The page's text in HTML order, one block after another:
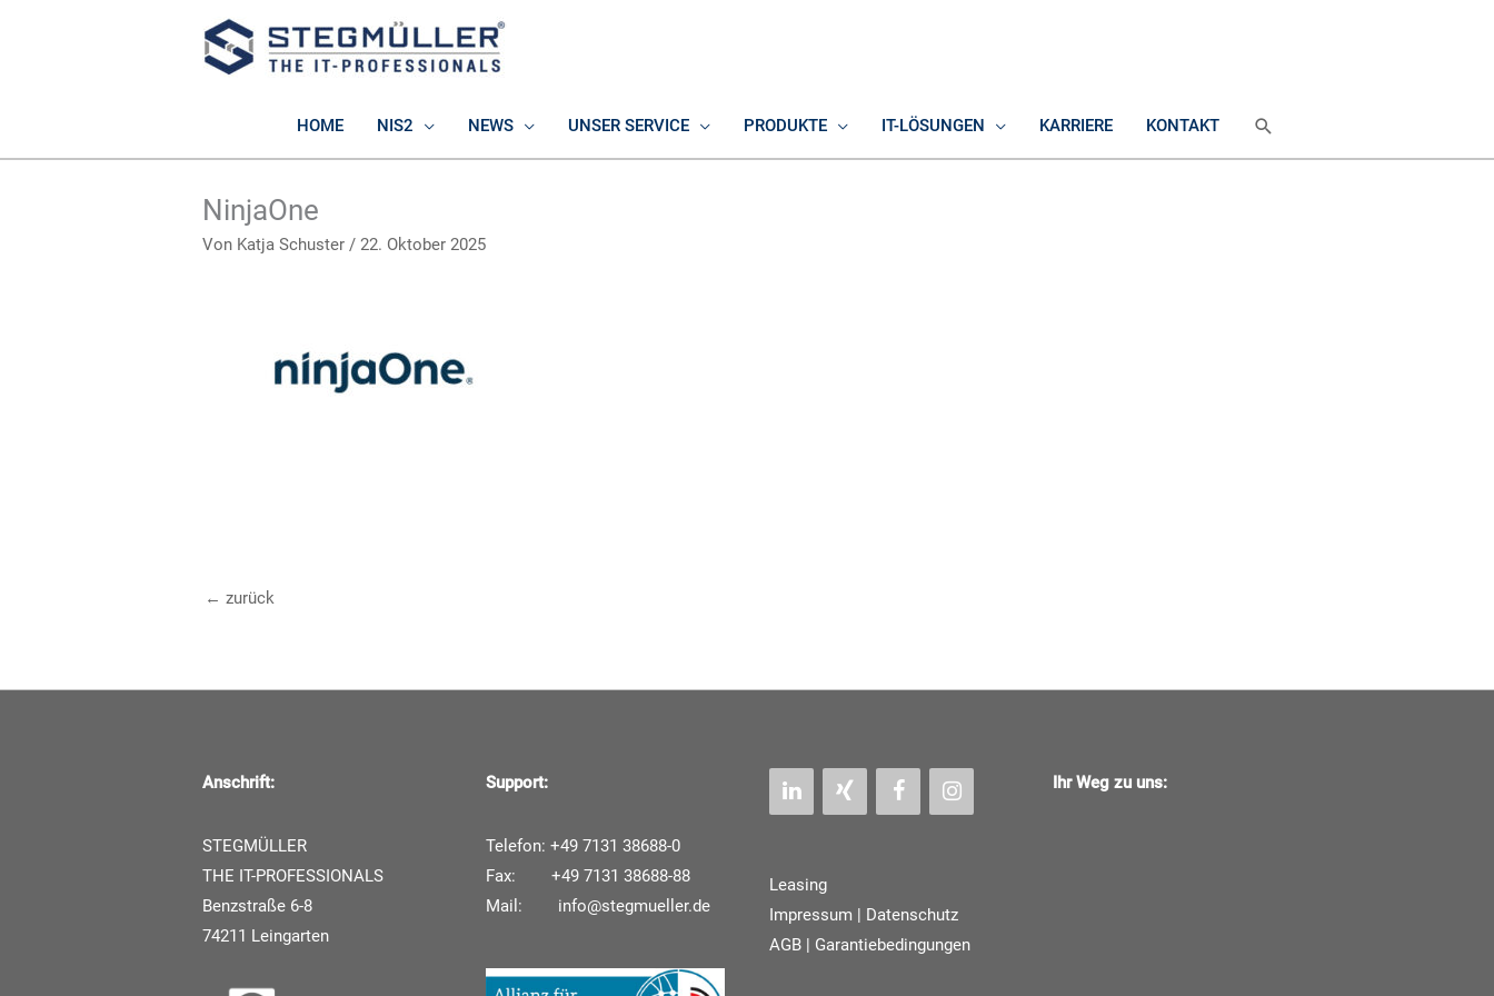
HOME NIS2 NEWS UNSER SERVICE PRODUKTE IT-LÖSUNGEN KARRIERE KONTAKT SUCHEN
NinjaOne
Von Katja Schuster / 22. Oktober 2025
← zurück
Anschrift:
STEGMÜLLER
THE IT-PROFESSIONALS
Benzstraße 6-8
74211 Leingarten
Support:
Telefon: +49 7131 38688-0
Fax: +49 7131 38688-88
Mail:
info@stegmueller.de
Leasing
Impressum | Datenschutz
AGB | Garantiebedingungen
Ihr Weg zu uns: